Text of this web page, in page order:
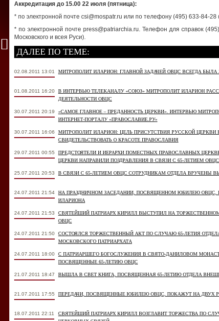
Аккредитация до 15.00 22 июля (пятница):
* по электронной почте csi@mospatr.ru или по телефону (495) 633-84-
* по электронной почте press@patriarchia.ru. Телефон для справок
Московского и всея Руси).
ДАЛЕЕ ПО ТЕМЕ:
02.08.2011 13:01 МИТРОПОЛИТ ИЛАРИОН: ГЛАВНОЙ ЗАДАЧЕЙ ОВЦС ВСЕГДА
01.08.2011 16:20
В ИНТЕРВЬЮ ТЕЛЕКАНАЛУ «СОЮЗ» МИТРОПОЛИТ ИЛАРИОН
ДЕЯТЕЛЬНОСТИ ОВЦС
30.07.2011 20:19
«САМОЕ ГЛАВНОЕ – ПРЕДАННОСТЬ ЦЕРКВИ». ИНТЕРВЬЮ
ИНТЕРНЕТ-ПОРТАЛУ «ПРАВОСЛАВИЕ.РУ»
30.07.2011 16:06
МИТРОПОЛИТ ИЛАРИОН: ЦЕЛЬ ПРИСУТСТВИЯ РУССКОЙ ЦЕРКВИ
СВИДЕТЕЛЬСТВОВАТЬ О КРАСОТЕ ПРАВОСЛАВИЯ
29.07.2011 00:55
ПРЕДСТОЯТЕЛИ И ИЕРАРХИ ПОМЕСТНЫХ ПРАВОСЛАВНЫХ
ЦЕРКВИ НАПРАВИЛИ ПОЗДРАВЛЕНИЯ В СВЯЗИ С 65-ЛЕТИЕМ
25.07.2011 20:53 В СВЯЗИ С 65-ЛЕТИЕМ ОВЦС СОТРУДНИКАМ ОТДЕЛА ВРУЧЕНЫ
24.07.2011 21:54
НА ПРАЗДНИЧНОМ ЗАСЕДАНИИ, ПОСВЯЩЕННОМ ЮБИЛЕЮ ОВЦС,
ИЛАРИОНА
24.07.2011 21:53
СВЯТЕЙШИЙ ПАТРИАРХ КИРИЛЛ ВЫСТУПИЛ НА
ОВЦС
24.07.2011 21:50
СОСТОЯЛСЯ ТОРЖЕСТВЕННЫЙ АКТ ПО СЛУЧАЮ 65-ЛЕТИЯ
МОСКОВСКОГО ПАТРИАРХАТА
24.07.2011 18:00
С ПАТРИАРШЕГО БОГОСЛУЖЕНИЯ В СВЯТО-ДАНИЛОВОМ
ПОСВЯЩЕННЫЕ 65-ЛЕТИЮ ОВЦС
21.07.2011 18:47 ВЫШЛА В СВЕТ КНИГА, ПОСВЯЩЕННАЯ 65-ЛЕТИЮ ОТДЕЛА
21.07.2011 17:55 ПЕРЕДАЧИ, ПОСВЯЩЕННЫЕ ЮБИЛЕЮ ОВЦС, ПОКАЖУТ НА ДВУХ
18.07.2011 22:11
СВЯТЕЙШИЙ ПАТРИАРХ КИРИЛЛ ВОЗГЛАВИТ ТОРЖЕСТВА ПО